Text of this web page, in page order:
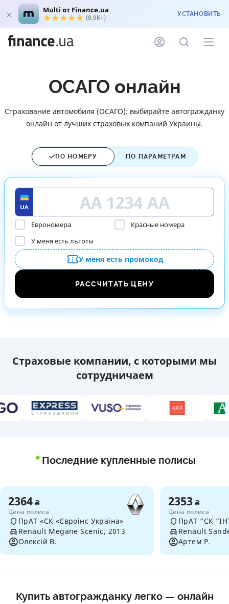
Multi от Finance.ua
(8,9K+) УСТАНОВИТЬ
ОСАГО онлайн
Страхование автомобиля (ОСАГО): выбирайте автогражданку
онлайн от лучших страховых компаний Украины.
ПО НОМЕРУ ПО ПАРАМЕТРАМ
У меня есть промокод
Еврономера
Красные номера
У меня есть льготы
РАССЧИТАТЬ ЦЕНУ
Страховые компании, с которыми мы
сотрудничаем
Последние купленные полисы
2364 ₴
Цена полиса
ПрАТ «СК «Євроінс Україна»
Renault Megane Scenic, 2013
Олексій В.
2353 ₴
Цена полиса
ПрАТ “СК
Renault
Артем Р.
Купить автогражданку легко — онлайн